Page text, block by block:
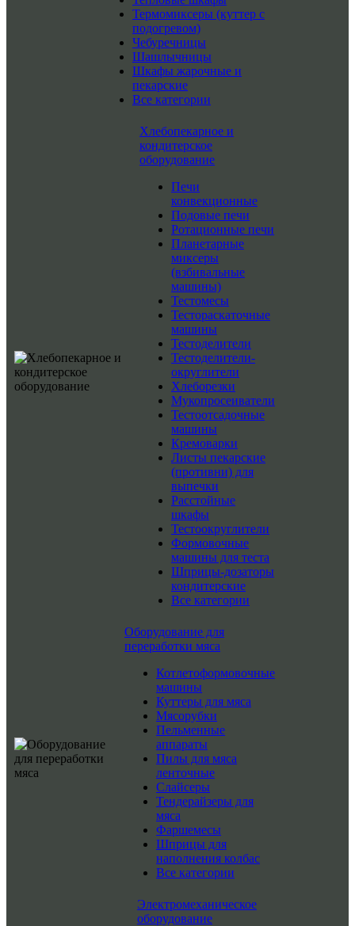
Термомиксеры (куттер с
подогревом)
Чебуречницы
Шашлычницы
Шкафы жарочные и
пекарские
Все категории
Хлебопекарное и
кондитерское
оборудование
Печи
конвекционные
Подовые печи
Ротационные печи
Планетарные
миксеры
(взбивальные
машины)
Тестомесы
Тестораскаточные
машины
Тестоделители
Тестоделители-
округлители
Хлеборезки
Мукопросеиватели
Тестоотсадочные
машины
Кремоварки
Листы пекарские
(противни) для
выпечки
Расстойные
шкафы
Тестоокруглители
Формовочные
машины для теста
Шприцы-дозаторы
кондитерские
Все категории
Оборудование для
переработки мяса
Котлетоформовочные
машины
Куттеры для мяса
Мясорубки
Пельменные
аппараты
Пилы для мяса
ленточные
Слайсеры
Тендерайзеры для
мяса
Фаршемесы
Шприцы для
наполнения колбас
Все категории
Электромеханическое
оборудование